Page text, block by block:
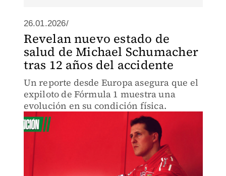
26.01.2026/
Revelan nuevo estado de
salud de Michael Schumacher
tras 12 años del accidente
Un reporte desde Europa asegura que el
expiloto de Fórmula 1 muestra una
evolución en su condición física.